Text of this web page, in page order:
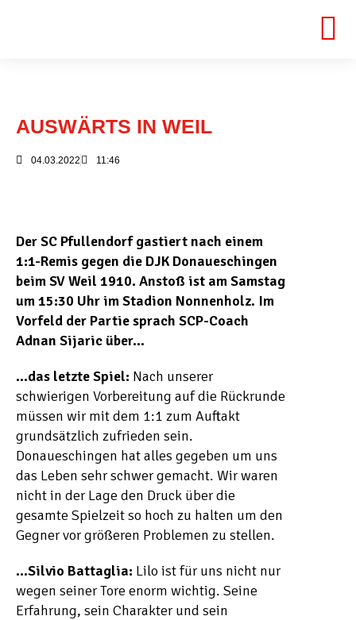
AUSWÄRTS IN WEIL
04.03.2022 11:46
Der SC Pfullendorf gastiert nach einem
1:1-Remis gegen die DJK Donaueschingen
beim SV Weil 1910. Anstoß ist am Samstag
um 15:30 Uhr im Stadion Nonnenholz. Im
Vorfeld der Partie sprach SCP-Coach
Adnan Sijaric über…
…das letzte Spiel: Nach unserer
schwierigen Vorbereitung auf die Rückrunde
müssen wir mit dem 1:1 zum Auftakt
grundsätzlich zufrieden sein.
Donaueschingen hat alles gegeben um uns
das Leben sehr schwer gemacht. Wir waren
nicht in der Lage den Druck über die
gesamte Spielzeit so hoch zu halten um den
Gegner vor größeren Problemen zu stellen.
…Silvio Battaglia: Lilo ist für uns nicht nur
wegen seiner Tore enorm wichtig. Seine
Erfahrung, sein Charakter und sein